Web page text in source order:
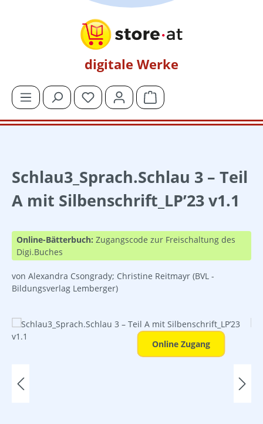
digitale Werke
Du hast 0 Produkte auf dem Merkzettel
Warenkorb enthält 0
Schlau3_Sprach.Schlau 3 – Teil
A mit Silbenschrift_LP’23 v1.1
Online-Bätterbuch: Zugangscode zur Freischaltung des
Digi.Buches
von Alexandra Csongrady; Christine Reitmayr (BVL -
Bildungsverlag Lemberger)
Bildergalerie überspringen
Online Zugang